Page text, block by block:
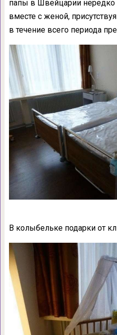
папы в Швейцарии нередко
вместе с женой,
в течение всего периода
В колыбельке подарки от